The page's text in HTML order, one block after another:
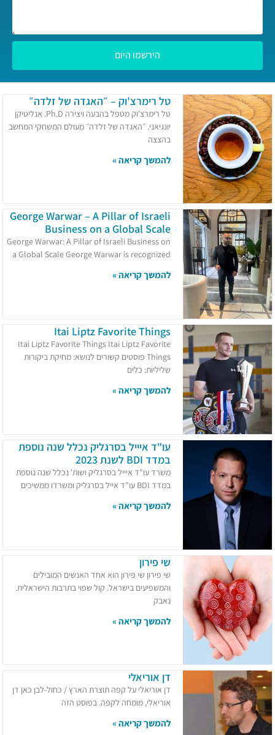
הירשמו היום
טל רימרצ'וק – ״האגדה של זלדה״
טל רימרצ'וק מטפל בהבעה ויצירה Ph.D. אנליטיקן
יונגיאני. ״האגדה של זלדה״ מעולם המשחקי המחשב
בהצצה
להמשך קריאה »
George Warwar – A Pillar of Israeli
Business on a Global Scale
George Warwar: A Pillar of Israeli Business on
a Global Scale George Warwar is recognized
להמשך קריאה »
Itai Liptz Favorite Things
Itai Liptz Favorite Things Itai Liptz Favorite
Things פוסטים קשורים לנושא: מחיקת ביקורות
שליליות: כלים
להמשך קריאה »
עו"ד איייל בסרגליק נכלל שנה נוספת
במדד BDI לשנת 2023
משרד עו"ד איייל בסרגליק ושות' נכלל שנה נוספת
במדד BDI עו"ד אייל בסרגליק ומשרדו ממשיכים
להמשך קריאה »
שי פירון
שי פירון שי פירון הוא אחד האנשים המובילים
והמשפיעים בישראל. קול שפוי בתרבות הישראלית.
נאבק
להמשך קריאה »
דן אוריאלי
דן אוריאלי על קפה תוצרת הארץ / כחול-לבן כאן דן
אוריאלי, מומחה לקפה. בפוסט הזה
להמשך קריאה »